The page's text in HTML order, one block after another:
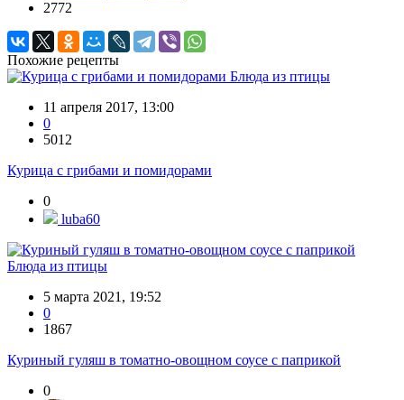
2772
Похожие рецепты
Блюда из птицы
11 апреля 2017, 13:00
0
5012
Курица с грибами и помидорами
0
luba60
Блюда из птицы
5 марта 2021, 19:52
0
1867
Куриный гуляш в томатно-овощном соусе с паприкой
0